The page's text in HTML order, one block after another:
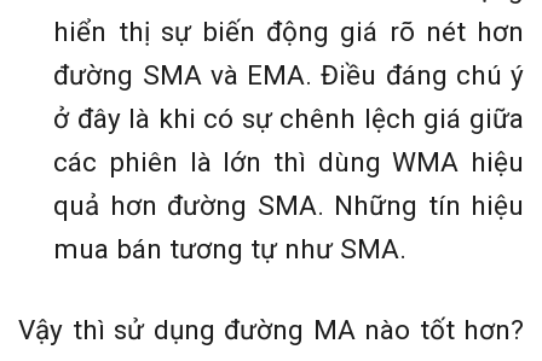
hiển thị sự biến động giá rõ nét hơn
đường SMA và EMA. Điều đáng chú ý
ở đây là khi có sự chênh lệch giá giữa
các phiên là lớn thì dùng WMA hiệu
quả hơn đường SMA. Những tín hiệu
mua bán tương tự như SMA.
Vậy thì sử dụng đường MA nào tốt hơn?